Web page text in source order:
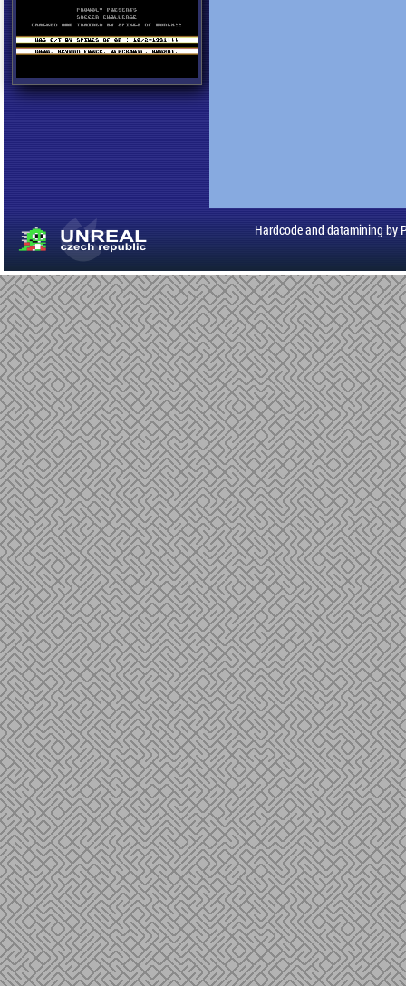
Hardcode and datamining by